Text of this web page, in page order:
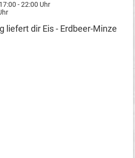
- 22:00 Uhr
liefert dir Eis - Erdbeer-Minze